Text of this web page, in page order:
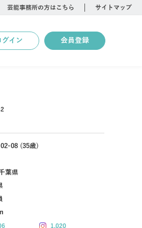
芸能事務所の方はこちら サイトマップ
グイン 会員登録
08 (35歳)
葉県
1,020